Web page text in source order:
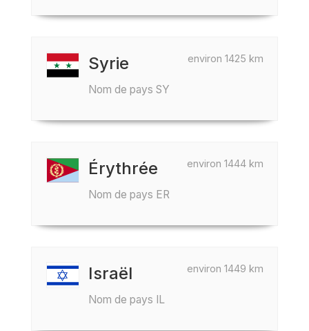
environ 1425 km
Syrie
Nom de pays SY
environ 1444 km
Érythrée
Nom de pays ER
environ 1449 km
Israël
Nom de pays IL